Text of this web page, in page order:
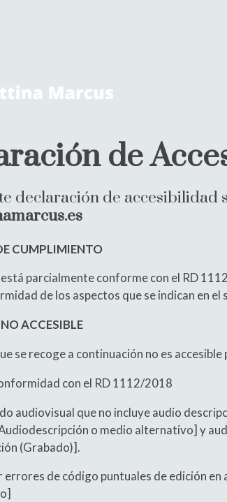
de
declaración de accesibilidad
CUMPLIMIENTO
parcialmente conforme con el RD
de los aspectos que se indican en el
ACCESIBLE
se recoge a continuación no es
con el RD 1112/2018
audiovisual que no incluye audio
o medio alternativo] y
(Grabado)].
de código puntuales de edición en